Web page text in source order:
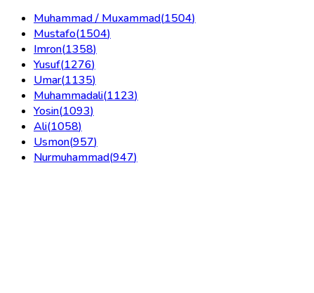
Muhammad / Muxammad(1504)
Mustafo(1504)
Imron(1358)
Yusuf(1276)
Umar(1135)
Muhammadali(1123)
Yosin(1093)
Ali(1058)
Usmon(957)
Nurmuhammad(947)